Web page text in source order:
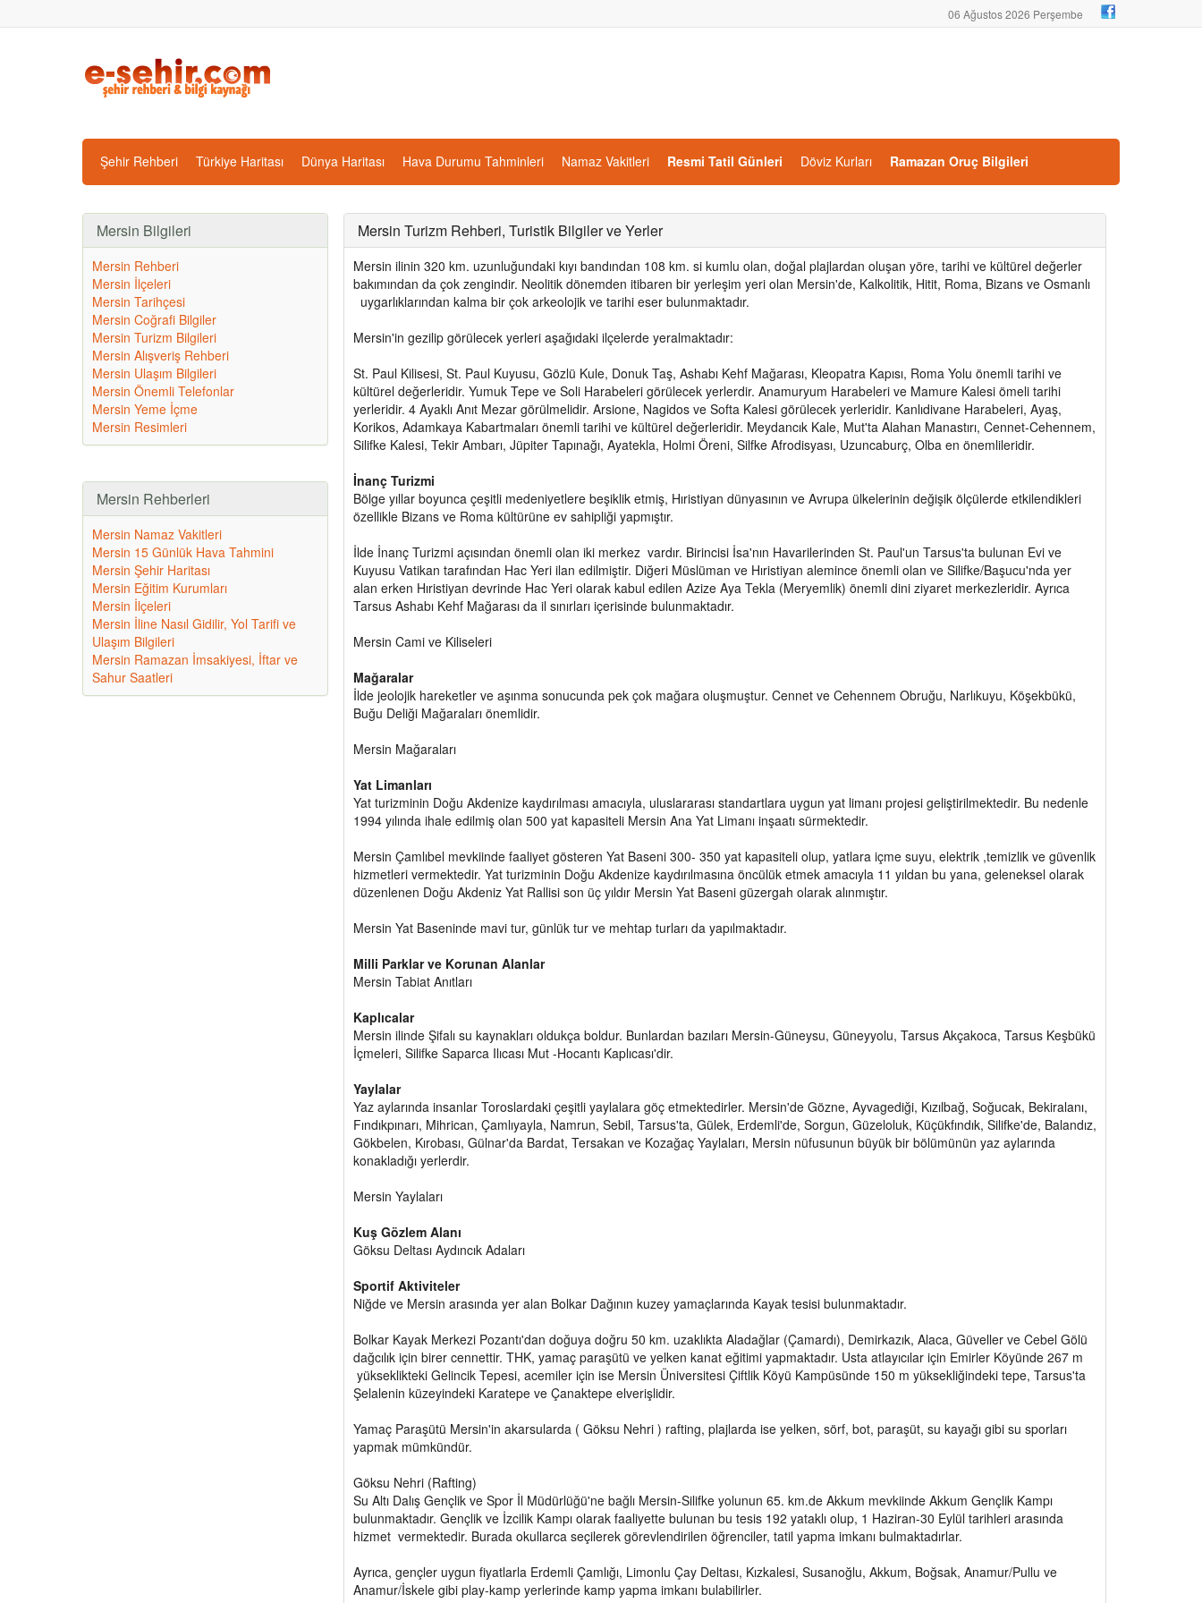
06 Ağustos 2026 Perşembe
Şehir Rehberi Türkiye Haritası Dünya Haritası Hava Durumu Tahminleri Namaz Vakitleri Resmi Tatil Günleri Döviz Kurları Ramazan Oruç Bilgileri
Mersin Bilgileri
Mersin Rehberi
Mersin İlçeleri
Mersin Tarihçesi
Mersin Coğrafi Bilgiler
Mersin Turizm Bilgileri
Mersin Alışveriş Rehberi
Mersin Ulaşım Bilgileri
Mersin Önemli Telefonlar
Mersin Yeme İçme
Mersin Resimleri
Mersin Rehberleri
Mersin Namaz Vakitleri
Mersin 15 Günlük Hava Tahmini
Mersin Şehir Haritası
Mersin Eğitim Kurumları
Mersin İlçeleri
Mersin İline Nasıl Gidilir, Yol Tarifi ve
Ulaşım Bilgileri
Mersin Ramazan İmsakiyesi, İftar ve
Sahur Saatleri
Mersin Turizm Rehberi, Turistik Bilgiler ve Yerler
Mersin ilinin 320 km. uzunluğundaki kıyı bandından 108 km. si kumlu olan, doğal plajlardan oluşan yöre, tarihi ve kültürel değerler
bakımından da çok zengindir. Neolitik dönemden itibaren bir yerleşim yeri olan Mersin'de, Kalkolitik, Hitit, Roma, Bizans ve Osmanlı
uygarlıklarından kalma bir çok arkeolojik ve tarihi eser bulunmaktadır.
Mersin'in gezilip görülecek yerleri aşağıdaki ilçelerde yeralmaktadır:
St. Paul Kilisesi, St. Paul Kuyusu, Gözlü Kule, Donuk Taş, Ashabı Kehf Mağarası, Kleopatra Kapısı, Roma Yolu önemli tarihi ve
kültürel değerleridir. Yumuk Tepe ve Soli Harabeleri görülecek yerlerdir. Anamuryum Harabeleri ve Mamure Kalesi ömeli tarihi
yerleridir. 4 Ayaklı Anıt Mezar görülmelidir. Arsione, Nagidos ve Softa Kalesi görülecek yerleridir. Kanlıdivane Harabeleri, Ayaş,
Korikos, Adamkaya Kabartmaları önemli tarihi ve kültürel değerleridir. Meydancık Kale, Mut'ta Alahan Manastırı, Cennet-Cehennem,
Silifke Kalesi, Tekir Ambarı, Jüpiter Tapınağı, Ayatekla, Holmi Öreni, Silfke Afrodisyası, Uzuncaburç, Olba en önemlileridir.
İnanç Turizmi
Bölge yıllar boyunca çeşitli medeniyetlere beşiklik etmiş, Hıristiyan dünyasının ve Avrupa ülkelerinin değişik ölçülerde etkilendikleri
özellikle Bizans ve Roma kültürüne ev sahipliği yapmıştır.
İlde İnanç Turizmi açısından önemli olan iki merkez vardır. Birincisi İsa'nın Havarilerinden St. Paul'un Tarsus'ta bulunan Evi ve
Kuyusu Vatikan tarafından Hac Yeri ilan edilmiştir. Diğeri Müslüman ve Hıristiyan alemince önemli olan ve Silifke/Başucu'nda yer
alan erken Hıristiyan devrinde Hac Yeri olarak kabul edilen Azize Aya Tekla (Meryemlik) önemli dini ziyaret merkezleridir. Ayrıca
Tarsus Ashabı Kehf Mağarası da il sınırları içerisinde bulunmaktadır.
Mersin Cami ve Kiliseleri
Mağaralar
İlde jeolojik hareketler ve aşınma sonucunda pek çok mağara oluşmuştur. Cennet ve Cehennem Obruğu, Narlıkuyu, Köşekbükü,
Buğu Deliği Mağaraları önemlidir.
Mersin Mağaraları
Yat Limanları
Yat turizminin Doğu Akdenize kaydırılması amacıyla, uluslararası standartlara uygun yat limanı projesi geliştirilmektedir. Bu nedenle
1994 yılında ihale edilmiş olan 500 yat kapasiteli Mersin Ana Yat Limanı inşaatı sürmektedir.
Mersin Çamlıbel mevkiinde faaliyet gösteren Yat Baseni 300- 350 yat kapasiteli olup, yatlara içme suyu, elektrik ,temizlik ve güvenlik
hizmetleri vermektedir. Yat turizminin Doğu Akdenize kaydırılmasına öncülük etmek amacıyla 11 yıldan bu yana, geleneksel olarak
düzenlenen Doğu Akdeniz Yat Rallisi son üç yıldır Mersin Yat Baseni güzergah olarak alınmıştır.
Mersin Yat Baseninde mavi tur, günlük tur ve mehtap turları da yapılmaktadır.
Milli Parklar ve Korunan Alanlar
Mersin Tabiat Anıtları
Kaplıcalar
Mersin ilinde Şifalı su kaynakları oldukça boldur. Bunlardan bazıları Mersin-Güneysu, Güneyyolu, Tarsus Akçakoca, Tarsus Keşbükü
İçmeleri, Silifke Saparca Ilıcası Mut -Hocantı Kaplıcası'dir.
Yaylalar
Yaz aylarında insanlar Toroslardaki çeşitli yaylalara göç etmektedirler. Mersin'de Gözne, Ayvagediği, Kızılbağ, Soğucak, Bekiralanı,
Fındıkpınarı, Mihrican, Çamlıyayla, Namrun, Sebil, Tarsus'ta, Gülek, Erdemli'de, Sorgun, Güzeloluk, Küçükfındık, Silifke'de, Balandız,
Gökbelen, Kırobası, Gülnar'da Bardat, Tersakan ve Kozağaç Yaylaları, Mersin nüfusunun büyük bir bölümünün yaz aylarında
konakladığı yerlerdir.
Mersin Yaylaları
Kuş Gözlem Alanı
Göksu Deltası Aydıncık Adaları
Sportif Aktiviteler
Niğde ve Mersin arasında yer alan Bolkar Dağının kuzey yamaçlarında Kayak tesisi bulunmaktadır.
Bolkar Kayak Merkezi Pozantı'dan doğuya doğru 50 km. uzaklıkta Aladağlar (Çamardı), Demirkazık, Alaca, Güveller ve Cebel Gölü
dağcılık için birer cennettir. THK, yamaç paraşütü ve yelken kanat eğitimi yapmaktadır. Usta atlayıcılar için Emirler Köyünde 267 m
yükseklikteki Gelincik Tepesi, acemiler için ise Mersin Üniversitesi Çiftlik Köyü Kampüsünde 150 m yüksekliğindeki tepe, Tarsus'ta
Şelalenin küzeyindeki Karatepe ve Çanaktepe elverişlidir.
Yamaç Paraşütü Mersin'in akarsularda ( Göksu Nehri ) rafting, plajlarda ise yelken, sörf, bot, paraşüt, su kayağı gibi su sporları
yapmak mümkündür.
Göksu Nehri (Rafting)
Su Altı Dalış Gençlik ve Spor İl Müdürlüğü'ne bağlı Mersin-Silifke yolunun 65. km.de Akkum mevkiinde Akkum Gençlik Kampı
bulunmaktadır. Gençlik ve İzcilik Kampı olarak faaliyette bulunan bu tesis 192 yataklı olup, 1 Haziran-30 Eylül tarihleri arasında
hizmet vermektedir. Burada okullarca seçilerek görevlendirilen öğrenciler, tatil yapma imkanı bulmaktadırlar.
Ayrıca, gençler uygun fiyatlarla Erdemli Çamlığı, Limonlu Çay Deltası, Kızkalesi, Susanoğlu, Akkum, Boğsak, Anamur/Pullu ve
Anamur/İskele gibi play-kamp yerlerinde kamp yapma imkanı bulabilirler.